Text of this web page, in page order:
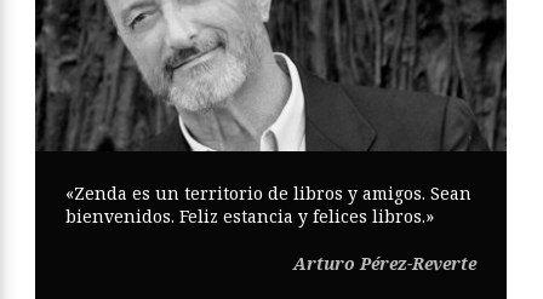
«Zenda es un territorio de libros y amigos. Sean
bienvenidos. Feliz estancia y felices libros.»
Arturo Pérez-Reverte